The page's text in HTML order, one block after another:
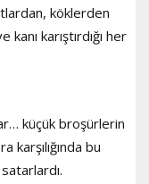
köklerden
kanı karıştırdığı her
küçük broşürlerin
karşılığında bu